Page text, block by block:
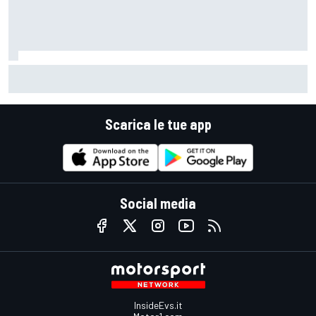
Scarica le tue app
Social media
InsideEvs.it